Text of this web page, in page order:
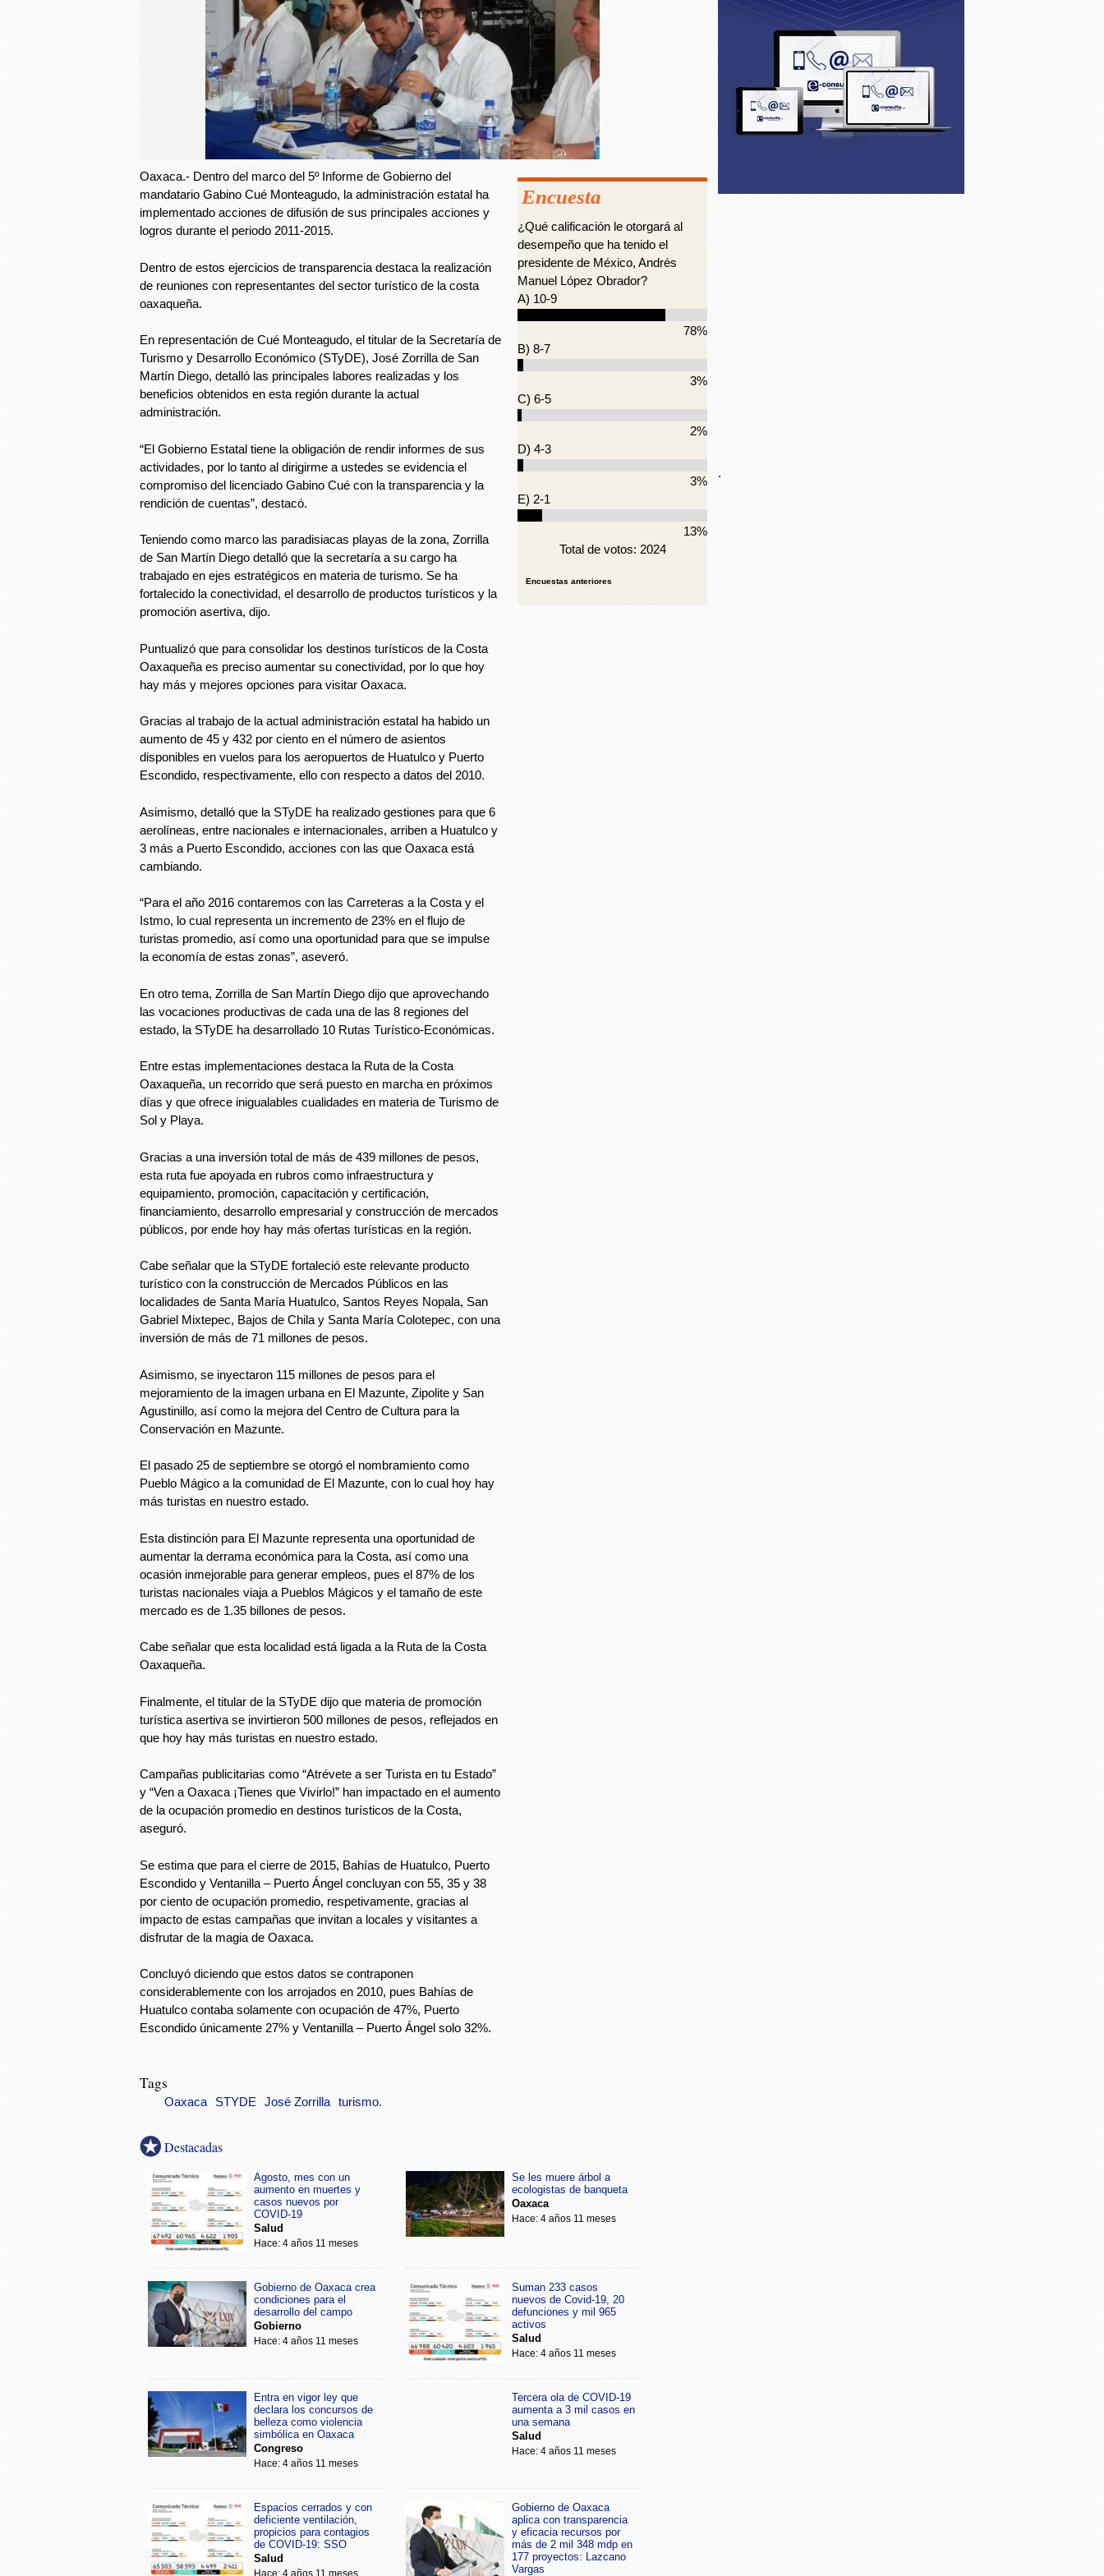
Oaxaca.- Dentro del marco del 5º Informe de Gobierno del
mandatario Gabino Cué Monteagudo, la administración estatal ha
implementado acciones de difusión de sus principales acciones y
logros durante el periodo 2011-2015.
Dentro de estos ejercicios de transparencia destaca la realización
de reuniones con representantes del sector turístico de la costa
oaxaqueña.
En representación de Cué Monteagudo, el titular de la Secretaría de
Turismo y Desarrollo Económico (STyDE), José Zorrilla de San
Martín Diego, detalló las principales labores realizadas y los
beneficios obtenidos en esta región durante la actual
administración.
“El Gobierno Estatal tiene la obligación de rendir informes de sus
actividades, por lo tanto al dirigirme a ustedes se evidencia el
compromiso del licenciado Gabino Cué con la transparencia y la
rendición de cuentas”, destacó.
Teniendo como marco las paradisiacas playas de la zona, Zorrilla
de San Martín Diego detalló que la secretaría a su cargo ha
trabajado en ejes estratégicos en materia de turismo. Se ha
fortalecido la conectividad, el desarrollo de productos turísticos y la
promoción asertiva, dijo.
Puntualizó que para consolidar los destinos turísticos de la Costa
Oaxaqueña es preciso aumentar su conectividad, por lo que hoy
hay más y mejores opciones para visitar Oaxaca.
Gracias al trabajo de la actual administración estatal ha habido un
aumento de 45 y 432 por ciento en el número de asientos
disponibles en vuelos para los aeropuertos de Huatulco y Puerto
Escondido, respectivamente, ello con respecto a datos del 2010.
Asimismo, detalló que la STyDE ha realizado gestiones para que 6
aerolíneas, entre nacionales e internacionales, arriben a Huatulco y
3 más a Puerto Escondido, acciones con las que Oaxaca está
cambiando.
“Para el año 2016 contaremos con las Carreteras a la Costa y el
Istmo, lo cual representa un incremento de 23% en el flujo de
turistas promedio, así como una oportunidad para que se impulse
la economía de estas zonas”, aseveró.
En otro tema, Zorrilla de San Martín Diego dijo que aprovechando
las vocaciones productivas de cada una de las 8 regiones del
estado, la STyDE ha desarrollado 10 Rutas Turístico-Económicas.
Entre estas implementaciones destaca la Ruta de la Costa
Oaxaqueña, un recorrido que será puesto en marcha en próximos
días y que ofrece inigualables cualidades en materia de Turismo de
Sol y Playa.
Gracias a una inversión total de más de 439 millones de pesos,
esta ruta fue apoyada en rubros como infraestructura y
equipamiento, promoción, capacitación y certificación,
financiamiento, desarrollo empresarial y construcción de mercados
públicos, por ende hoy hay más ofertas turísticas en la región.
Cabe señalar que la STyDE fortaleció este relevante producto
turístico con la construcción de Mercados Públicos en las
localidades de Santa María Huatulco, Santos Reyes Nopala, San
Gabriel Mixtepec, Bajos de Chila y Santa María Colotepec, con una
inversión de más de 71 millones de pesos.
Asimismo, se inyectaron 115 millones de pesos para el
mejoramiento de la imagen urbana en El Mazunte, Zipolite y San
Agustinillo, así como la mejora del Centro de Cultura para la
Conservación en Mazunte.
El pasado 25 de septiembre se otorgó el nombramiento como
Pueblo Mágico a la comunidad de El Mazunte, con lo cual hoy hay
más turistas en nuestro estado.
Esta distinción para El Mazunte representa una oportunidad de
aumentar la derrama económica para la Costa, así como una
ocasión inmejorable para generar empleos, pues el 87% de los
turistas nacionales viaja a Pueblos Mágicos y el tamaño de este
mercado es de 1.35 billones de pesos.
Cabe señalar que esta localidad está ligada a la Ruta de la Costa
Oaxaqueña.
Finalmente, el titular de la STyDE dijo que materia de promoción
turística asertiva se invirtieron 500 millones de pesos, reflejados en
que hoy hay más turistas en nuestro estado.
Campañas publicitarias como “Atrévete a ser Turista en tu Estado”
y “Ven a Oaxaca ¡Tienes que Vivirlo!” han impactado en el aumento
de la ocupación promedio en destinos turísticos de la Costa,
aseguró.
Se estima que para el cierre de 2015, Bahías de Huatulco, Puerto
Escondido y Ventanilla – Puerto Ángel concluyan con 55, 35 y 38
por ciento de ocupación promedio, respetivamente, gracias al
impacto de estas campañas que invitan a locales y visitantes a
disfrutar de la magia de Oaxaca.
Concluyó diciendo que estos datos se contraponen
considerablemente con los arrojados en 2010, pues Bahías de
Huatulco contaba solamente con ocupación de 47%, Puerto
Escondido únicamente 27% y Ventanilla – Puerto Ángel solo 32%.
Encuesta
¿Qué calificación le otorgará al
desempeño que ha tenido el
presidente de México, Andrés
Manuel López Obrador?
A) 10-9
78%
B) 8-7
3%
C) 6-5
2%
D) 4-3
3%
E) 2-1
13%
Total de votos: 2024
Encuestas anteriores
Tags
Oaxaca STYDE José Zorrilla turismo.
Destacadas
Agosto, mes con un
aumento en muertes y
casos nuevos por
COVID-19
Salud
Hace: 4 años 11 meses
Se les muere árbol a
ecologistas de banqueta
Oaxaca
Hace: 4 años 11 meses
Gobierno de Oaxaca crea
condiciones para el
desarrollo del campo
Gobierno
Hace: 4 años 11 meses
Suman 233 casos
nuevos de Covid-19, 20
defunciones y mil 965
activos
Salud
Hace: 4 años 11 meses
Entra en vigor ley que
declara los concursos de
belleza como violencia
simbólica en Oaxaca
Congreso
Hace: 4 años 11 meses
Tercera ola de COVID-19
aumenta a 3 mil casos en
una semana
Salud
Hace: 4 años 11 meses
Espacios cerrados y con
deficiente ventilación,
propicios para contagios
de COVID-19: SSO
Salud
Hace: 4 años 11 meses
Gobierno de Oaxaca
aplica con transparencia
y eficacia recursos por
más de 2 mil 348 mdp en
177 proyectos: Lazcano
Vargas
.